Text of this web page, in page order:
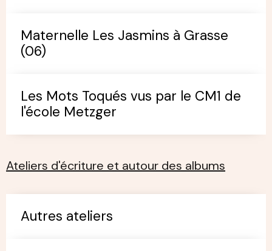
Maternelle Les Jasmins à Grasse
(06)
Les Mots Toqués vus par le CM1 de
l'école Metzger
Ateliers d'écriture et autour des albums
Autres ateliers